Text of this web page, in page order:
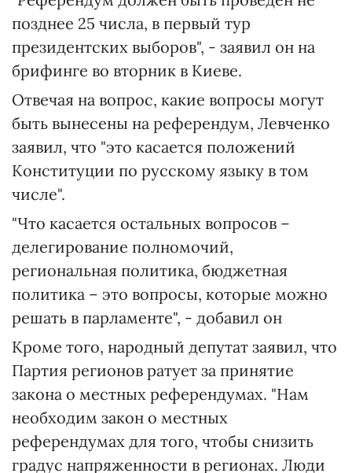
позднее 25 числа, в первый тур
президентских выборов", - заявил он на
брифинге во вторник в Киеве.
Отвечая на вопрос, какие вопросы могут
быть вынесены на референдум, Левченко
заявил, что "это касается положений
Конституции по русскому языку в том
числе".
"Что касается остальных вопросов –
делегирование полномочий,
региональная политика, бюджетная
политика – это вопросы, которые можно
решать в парламенте", - добавил он
Кроме того, народный депутат заявил, что
Партия регионов ратует за принятие
закона о местных референдумах. "Нам
необходим закон о местных
референдумах для того, чтобы снизить
градус напряженности в регионах. Люди